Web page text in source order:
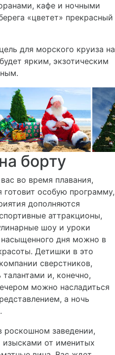
кафе и ночными
«цветет» прекрасный
для морского круиза на
ярким, экзотическим
борту
во время плавания,
особую программу,
дополняются
аттракционы,
шоу и уроки
дня можно в
Детишки в это
сверстников,
талантами и, конечно,
можно насладиться
а ночь
роскошном заведении,
изысками от именитых